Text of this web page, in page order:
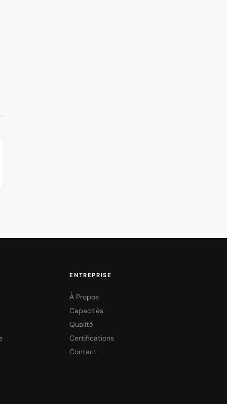
ENTREPRISE
À Propos
Capacités
Qualité
Certifications
Contact